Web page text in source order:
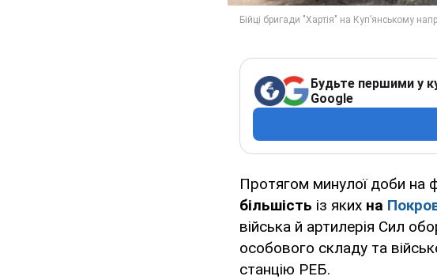
Будьте першими у
Google
Протягом минулої доби на
більшість із яких на
війська й артилерія Сил
особового складу та
станцію РЕБ.